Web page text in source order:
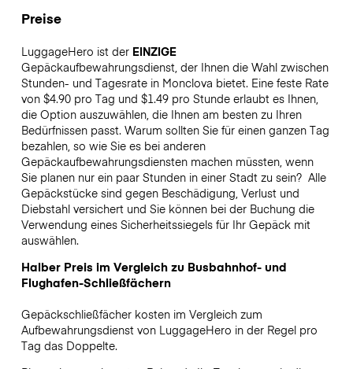
Preise
LuggageHero ist der EINZIGE
Gepäckaufbewahrungsdienst, der Ihnen die Wahl zwischen
Stunden- und Tagesrate in Monclova bietet. Eine feste Rate
von $4.90 pro Tag und $1.49 pro Stunde erlaubt es Ihnen,
die Option auszuwählen, die Ihnen am besten zu Ihren
Bedürfnissen passt. Warum sollten Sie für einen ganzen Tag
bezahlen, so wie Sie es bei anderen
Gepäckaufbewahrungsdiensten machen müssten, wenn
Sie planen nur ein paar Stunden in einer Stadt zu sein? Alle
Gepäckstücke sind gegen Beschädigung, Verlust und
Diebstahl versichert und Sie können bei der Buchung die
Verwendung eines Sicherheitssiegels für Ihr Gepäck mit
auswählen.
Halber Preis im Vergleich zu Busbahnhof- und
Flughafen-Schließfächern
Gepäckschließfächer kosten im Vergleich zum
Aufbewahrungsdienst von LuggageHero in der Regel pro
Tag das Doppelte.